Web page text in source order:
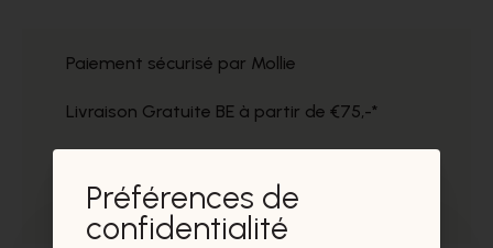
Paiement sécurisé par Mollie
Livraison Gratuite BE à partir de €75,-*
Prélèvement gratuit dans nos magasins
Préférences de
confidentialité